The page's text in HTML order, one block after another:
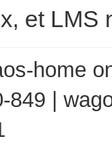
et LMS
home
849 |